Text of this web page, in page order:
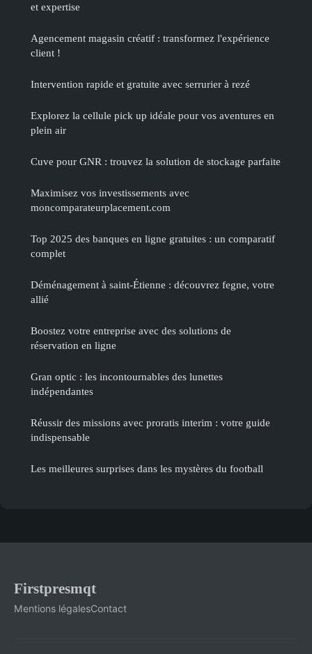
et expertise
Agencement magasin créatif : transformez l'expérience
client !
Intervention rapide et gratuite avec serrurier à rezé
Explorez la cellule pick up idéale pour vos aventures en
plein air
Cuve pour GNR : trouvez la solution de stockage parfaite
Maximisez vos investissements avec
moncomparateurplacement.com
Top 2025 des banques en ligne gratuites : un comparatif
complet
Déménagement à saint-Étienne : découvrez fegne, votre
allié
Boostez votre entreprise avec des solutions de
réservation en ligne
Gran optic : les incontournables des lunettes
indépendantes
Réussir des missions avec proratis interim : votre guide
indispensable
Les meilleures surprises dans les mystères du football
Firstpresmqt
Mentions légalesContact